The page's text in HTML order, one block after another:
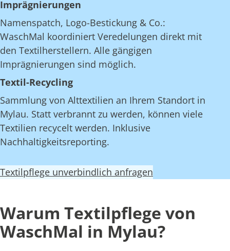
Imprägnierungen
Namenspatch, Logo-Bestickung & Co.:
WaschMal koordiniert Veredelungen direkt mit
den Textilherstellern. Alle gängigen
Imprägnierungen sind möglich.
Textil-Recycling
Sammlung von Alttextilien an Ihrem Standort in
Mylau. Statt verbrannt zu werden, können viele
Textilien recycelt werden. Inklusive
Nachhaltigkeitsreporting.
Textilpflege unverbindlich anfragen
Warum Textilpflege von
WaschMal in Mylau?